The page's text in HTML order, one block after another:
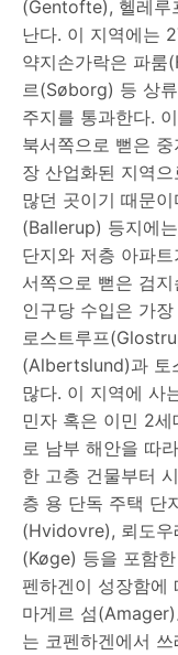
(Gentofte), 헬레루
난다. 이 지역에는
약지손가락은 파룸
르(Søborg) 등 상
주지를 통과한다.
북서쪽으로 뻗은
장 산업화된 지역
많던 곳이기 때문
(Ballerup) 등지에
단지와 저층 아파
서쪽으로 뻗은 검
인구당 수입은 가
로스트루프
(Albertslund)과 토
많다. 이 지역에 사
민자 혹은 이민 2
로 남부 해안을 따
한 고층 건물부터
층 용 단독 주택 단
(Hvidovre), 뢰도
(Køge) 등을 포함
펜하겐이 성장함에
마게르 섬
는 코펜하겐에서